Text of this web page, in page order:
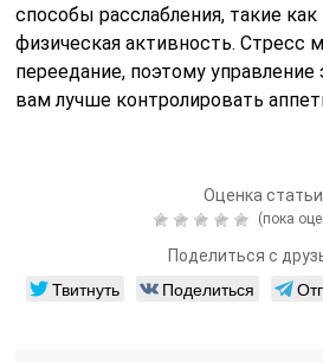
способы расслабления, такие
физическая активность.
переедание, поэтому
вам лучше контролировать
Оценка
(пока
Поделиться с
Твитнуть Поделиться